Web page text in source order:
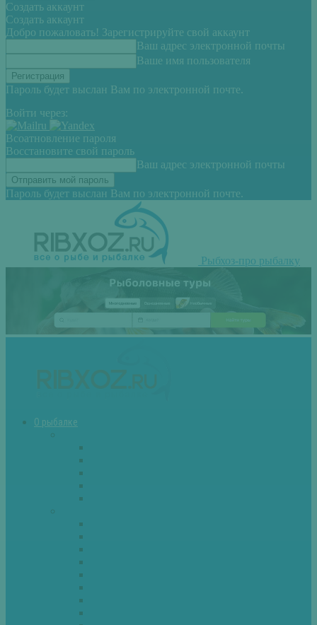
Создать аккаунт
Создать аккаунт
Добро пожаловать! Зарегистрируйте свой аккаунт
Ваш адрес электронной почты
Ваше имя пользователя
Пароль будет выслан Вам по электронной почте.
Войти через:
Всоатновление пароля
Восстановите свой пароль
Ваш адрес электронной почты
Пароль будет выслан Вам по электронной почте.
Рыбхоз-про рыбалку
О рыбалке